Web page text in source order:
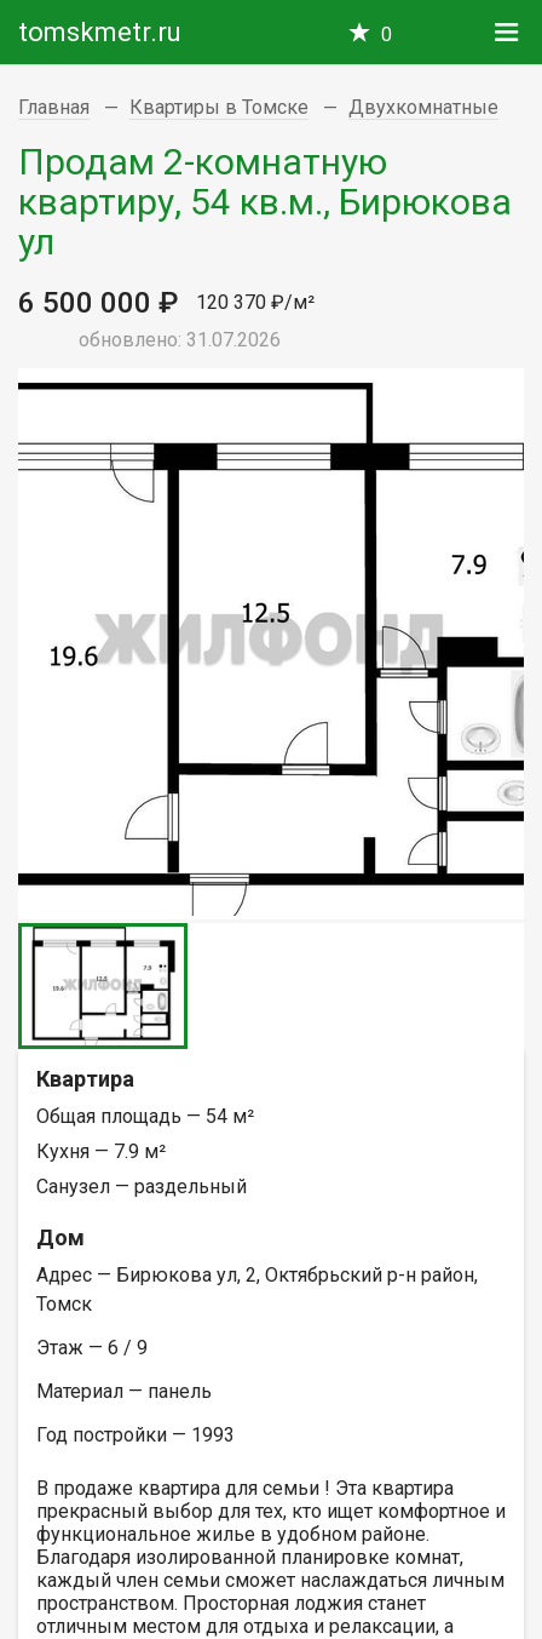
tomskmetr.ru 0
Главная Квартиры в Томске Двухкомнатные
Продам 2-комнатную
квартиру, 54 кв.м., Бирюкова
ул
6 500 000 ₽
120 370 ₽/м²
обновлено: 31.07.2026
Квартира
Общая площадь — 54 м²
Кухня — 7.9 м²
Санузел — раздельный
Дом
Адрес — Бирюкова ул, 2, Октябрьский р-н район,
Томск
Этаж — 6 / 9
Материал — панель
Год постройки — 1993
В продаже квартира для семьи ! Эта квартира
прекрасный выбор для тех, кто ищет комфортное и
функциональное жилье в удобном районе.
Благодаря изолированной планировке комнат,
каждый член семьи сможет наслаждаться личным
пространством. Просторная лоджия станет
отличным местом для отдыха и релаксации, а